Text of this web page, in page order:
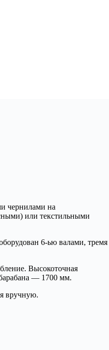
чернилами на
или текстильными
6-ью валами, тремя
Высокоточная
— 1700 мм.
вручную.